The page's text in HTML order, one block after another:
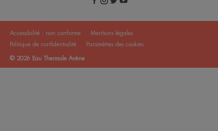
Accessibilité : non conforme
Mentions légales
Politique de confidentialité
Paramètres des cookies
© 2026 Eau Thermale Avène